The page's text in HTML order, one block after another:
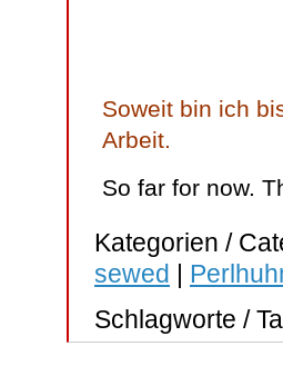
Soweit bin ich
Arbeit.
So far for now.
Kategorien /
sewed |
Schlagworte /